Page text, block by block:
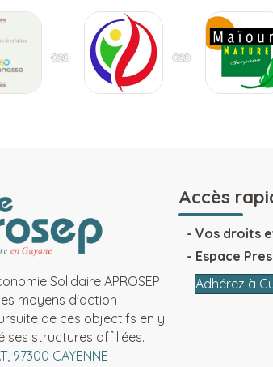
Solidaire APROSEP
moyens d'action
de ces objectifs en y
ses structures affiliées.
97300 CAYENNE
Accès
Vos droits
Espace
Adhérez à